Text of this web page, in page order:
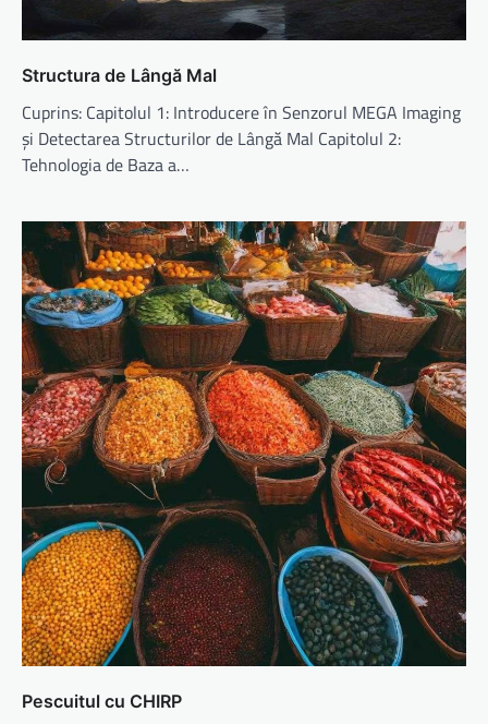
Structura de Lângă Mal
Cuprins: Capitolul 1: Introducere în Senzorul MEGA Imaging
și Detectarea Structurilor de Lângă Mal Capitolul 2:
Tehnologia de Baza a…
Pescuitul cu CHIRP